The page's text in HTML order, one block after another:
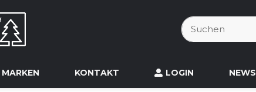
MARKEN KONTAKT LOGIN NEWS